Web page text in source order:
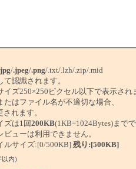
/.jpeg/.png/.txt/.lzh/.zip/.mid
認識されます。
イズ250×250ピクセル以下で表示され
はファイル名が不適切な場合、
れます。
ズは1回200KB(1KB=1024Bytes)まで
ューは利用できません。
ルサイズ:[0/500KB] 残り:[500KB]
以内)